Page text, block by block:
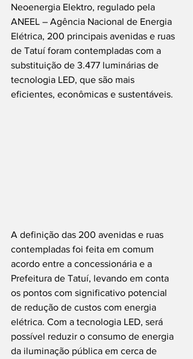
Neoenergia Elektro, regulado pela
ANEEL – Agência Nacional de Energia
Elétrica, 200 principais avenidas e ruas
de Tatuí foram contempladas com a
substituição de 3.477 luminárias de
tecnologia LED, que são mais
eficientes, econômicas e sustentáveis.
A definição das 200 avenidas e ruas
contempladas foi feita em comum
acordo entre a concessionária e a
Prefeitura de Tatuí, levando em conta
os pontos com significativo potencial
de redução de custos com energia
elétrica. Com a tecnologia LED, será
possível reduzir o consumo de energia
da iluminação pública em cerca de